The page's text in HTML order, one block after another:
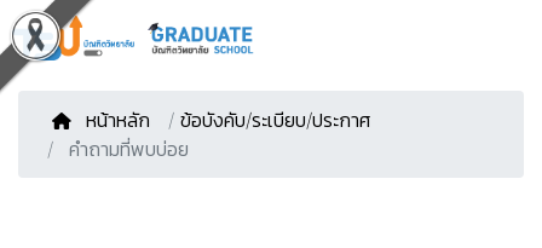
หน้าหลัก / ข้อบังคับ/ระเบียบ/ประกาศ
คำถามที่พบบ่อย